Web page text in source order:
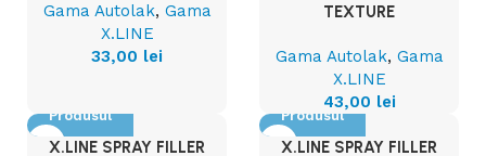
Gama Autolak, Gama
X.LINE
33,00 lei
TEXTURE
Gama Autolak, Gama
X.LINE
43,00 lei
Produsul
X.LINE SPRAY FILLER
Vezi
Produsul
X.LINE SPRAY FILLER